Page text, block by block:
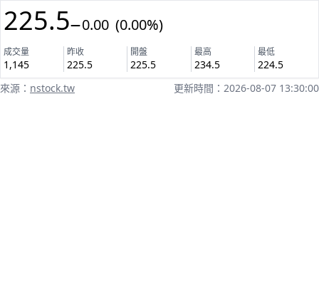
225.5 0.00 (0.00%)
成交量
1,145
昨收
225.5
開盤
225.5
最高
234.5
最低
224.5
來源： nstock.tw 更新時間：2026-08-07 13:30:00